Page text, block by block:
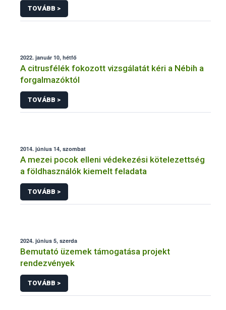
TOVÁBB >
2022. január 10, hétfő
A citrusfélék fokozott vizsgálatát kéri a Nébih a
forgalmazóktól
TOVÁBB >
2014. június 14, szombat
A mezei pocok elleni védekezési kötelezettség
a földhasználók kiemelt feladata
TOVÁBB >
2024. június 5, szerda
Bemutató üzemek támogatása projekt
rendezvények
TOVÁBB >